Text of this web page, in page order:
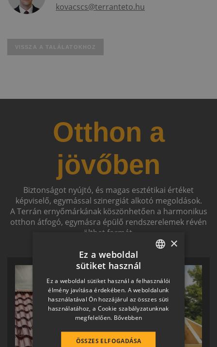
kovacscs@terranteto.hu
VISSZA A TALÁLATOKHOZ
Otthon a
jövőben
Biztonságot nyújtó, és magas esztétikai értéket
képviselő, egymással szinergiát alkotó megoldások.
A Terrán ernyőmárkának köszönhetően a harmonikus
otthon átfogó, egymásra épülő rendszerelemek révén
ölthet formát.
HUNGARIAN
SLOVAK
GERMAN
ROMANIAN
×
Ez a weboldal
sütiket használ
Ez a weboldal sütiket használ a felhasználói
élmény javítása érdekében. A weboldalunk
használatával Ön hozzájárul az összes süti
használatához, a Cookie szabályzatunknak
megfelelően. Bővebben
ÖSSZES ELFOGADÁSA